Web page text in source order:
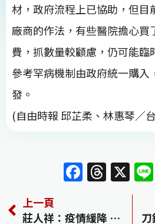
材，政府流程上已協助，但目
廠商的作法，有些醫院擔心買
費，抓數量較顧慮，仍可能臨
參考罕病機制由政府統一購入
發。
(自由時報 邱芷柔、林惠琴／
F
a
c
T
h
re
X
上一頁
莊人祥：疫情緩降 是否脫離高原期將觀察至29日